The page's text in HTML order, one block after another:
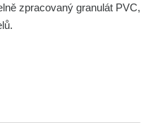
zpracovaný granulát PVC,